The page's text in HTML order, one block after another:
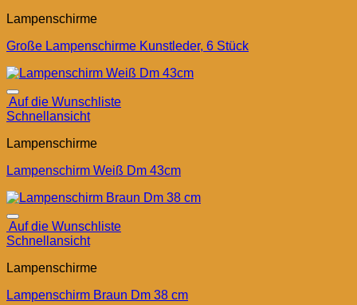
Lampenschirme
Große Lampenschirme Kunstleder, 6 Stück
Auf die Wunschliste
Schnellansicht
Lampenschirme
Lampenschirm Weiß Dm 43cm
Auf die Wunschliste
Schnellansicht
Lampenschirme
Lampenschirm Braun Dm 38 cm